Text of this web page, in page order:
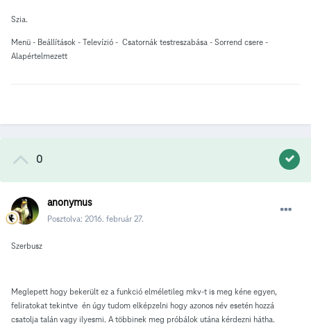
Szia.
Menü - Beállítások - Televízió - Csatornák testreszabása - Sorrend csere -
Alapértelmezett
0
anonymus
Posztolva: 2016. február 27.
Szerbusz
Meglepett hogy bekerült ez a funkció elméletileg mkv-t is meg kéne egyen,
feliratokat tekintve én úgy tudom elképzelni hogy azonos név esetén hozzá
csatolja talán vagy ilyesmi. A többinek meg próbálok utána kérdezni hátha.